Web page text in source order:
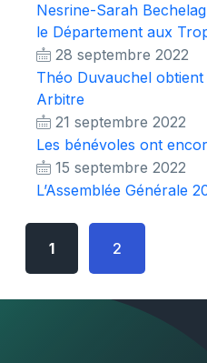
Nesrine-Sarah
le Département aux
28 septembre 2022
Théo Duvauchel
Arbitre
21 septembre 2022
Les bénévoles ont
15 septembre 2022
L’Assemblée Générale
1 2